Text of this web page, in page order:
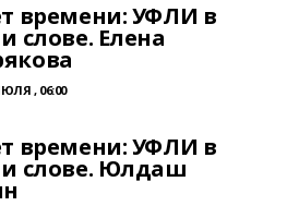
времени: УФЛИ в
слове. Елена
, 06:00
времени: УФЛИ в
слове. Юлдаш